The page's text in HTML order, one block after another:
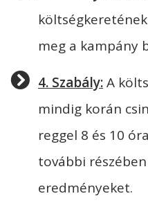
meg a kampány
4. Szabály:A
mindig korán
reggel 8 és 10
további
eredményeket.